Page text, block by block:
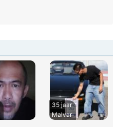
35 jaar
Malvar